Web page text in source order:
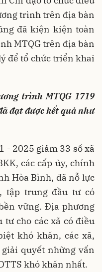
trình trên địa bàn
đã kiện kiện toàn
MTQG trên địa bàn
để tổ chức triển khai
trình MTQG 1719
đạt được kết quả như
- 2025 giảm 33 số xã
các cấp ủy, chính
Hòa Bình, đã nỗ lực
tập trung đầu tư có
vững. Địa phương
cho các xã có điều
khó khăn, các xã,
quyết những vấn
khó khăn nhất.